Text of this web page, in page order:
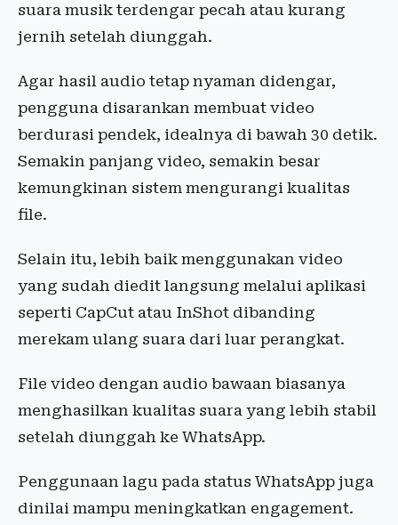
suara musik terdengar pecah atau kurang
jernih setelah diunggah.
Agar hasil audio tetap nyaman didengar,
pengguna disarankan membuat video
berdurasi pendek, idealnya di bawah 30 detik.
Semakin panjang video, semakin besar
kemungkinan sistem mengurangi kualitas
file.
Selain itu, lebih baik menggunakan video
yang sudah diedit langsung melalui aplikasi
seperti CapCut atau InShot dibanding
merekam ulang suara dari luar perangkat.
File video dengan audio bawaan biasanya
menghasilkan kualitas suara yang lebih stabil
setelah diunggah ke WhatsApp.
Penggunaan lagu pada status WhatsApp juga
dinilai mampu meningkatkan engagement.